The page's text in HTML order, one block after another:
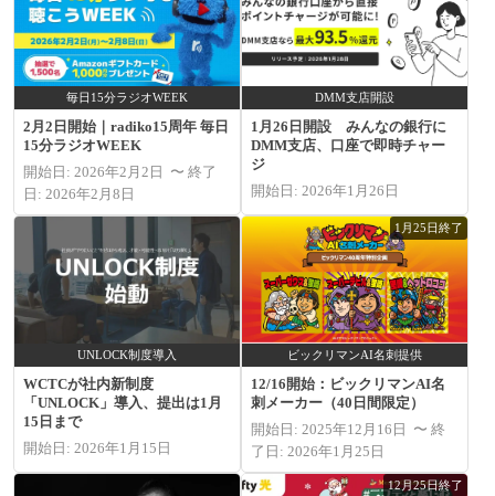
毎日15分ラジオWEEK
2月2日開始｜radiko15周年 毎日
15分ラジオWEEK
開始日: 2026年2月2日 〜 終了
日: 2026年2月8日
DMM支店開設
1月26日開設 みんなの銀行に
DMM支店、口座で即時チャー
ジ
開始日: 2026年1月26日
UNLOCK制度導入
WCTCが社内新制度
「UNLOCK」導入、提出は1月
15日まで
開始日: 2026年1月15日
1月25日終了
ビックリマンAI名刺提供
12/16開始：ビックリマンAI名
刺メーカー（40日間限定）
開始日: 2025年12月16日 〜 終
了日: 2026年1月25日
12月25日終了